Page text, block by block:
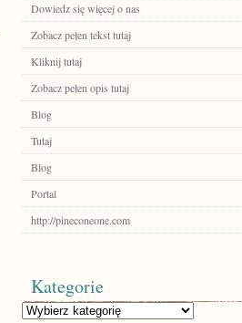
Dowiedz się więcej o nas
Zobacz pełen tekst tutaj
Kliknij tutaj
Zobacz pełen opis tutaj
Blog
Tutaj
Blog
Portal
http://pineconeone.com
Kategorie
Kategorie